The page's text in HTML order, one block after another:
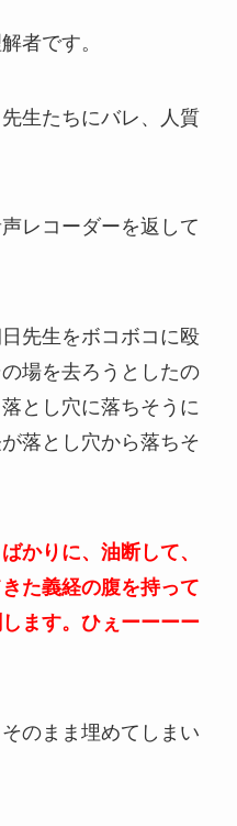
者です。
生たちにバレ、人質
レコーダーを返して
先生をボコボコに殴
場を去ろうとしたの
とし穴に落ちそうに
落とし穴から落ちそ
かりに、油断して、
た義経の腹を持って
ます。ひぇーーーー
のまま埋めてしまい